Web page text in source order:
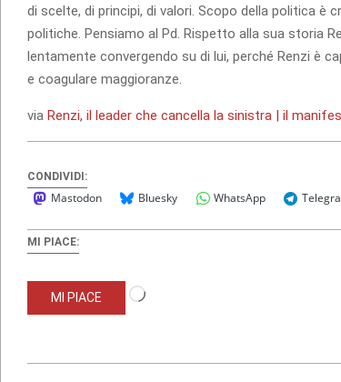
di scelte, di prin­cipi, di valori. Scopo della poli­tica è
poli­ti­che. Pen­siamo al Pd. Rispetto alla sua sto­ria
len­ta­mente con­ver­gendo su di lui, per­ché Renzi è
e coa­gu­lare maggioranze.
via Renzi, il leader che cancella la sinistra | il
CONDIVIDI:
Mastodon Bluesky WhatsApp
MI PIACE:
MI PIACE